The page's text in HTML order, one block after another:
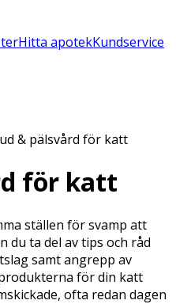
Hitta apotekKundservice
& pälsvård för katt
för katt
ställen för svamp att
du ta del av tips och råd
samt angrepp av
för din katt
ofta redan dagen